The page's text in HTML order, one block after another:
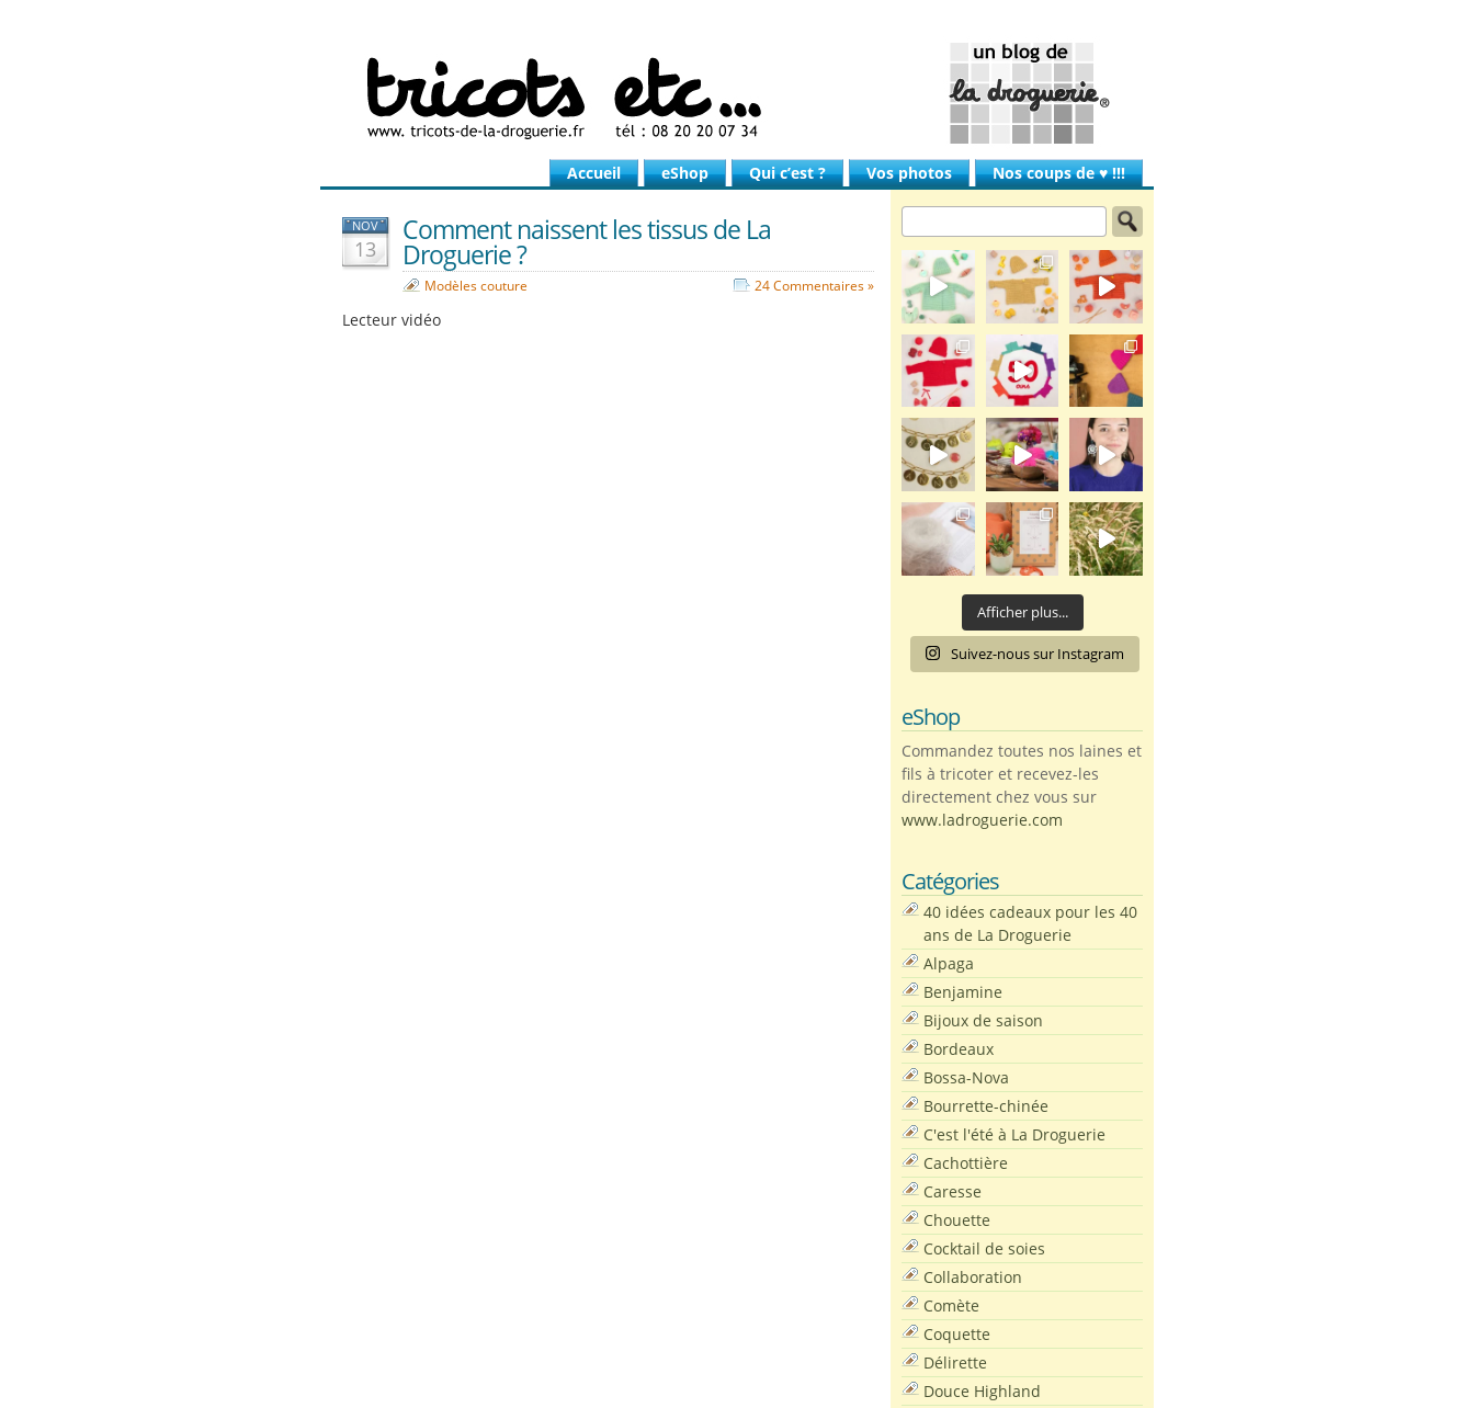
Accueil eShop Qui c’est ? Vos photos Nos coups de ♥ !!!
NOV
13
Comment naissent les tissus de La
Droguerie ?
Modèles couture 24 Commentaires »
Lecteur vidéo
Afficher plus...
Suivez-nous sur Instagram
eShop
Commandez toutes nos laines et
fils à tricoter et recevez-les
directement chez vous sur
www.ladroguerie.com
Catégories
40 idées cadeaux pour les 40
ans de La Droguerie
Alpaga
Benjamine
Bijoux de saison
Bordeaux
Bossa-Nova
Bourrette-chinée
C'est l'été à La Droguerie
Cachottière
Caresse
Chouette
Cocktail de soies
Collaboration
Comète
Coquette
Délirette
Douce Highland